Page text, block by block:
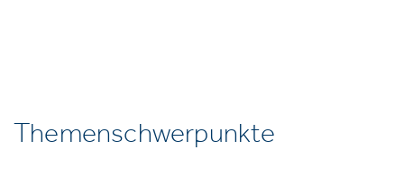
Themenschwerpunkte